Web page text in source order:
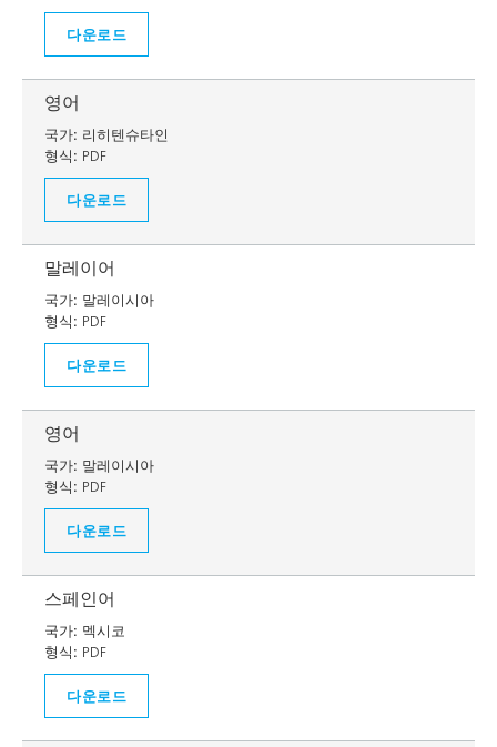
다운로드
영어
국가: 리히텐슈타인
형식: PDF
다운로드
말레이어
국가: 말레이시아
형식: PDF
다운로드
영어
국가: 말레이시아
형식: PDF
다운로드
스페인어
국가: 멕시코
형식: PDF
다운로드